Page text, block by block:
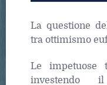
La questione
tra ottimismo
Le impetuose
investendo